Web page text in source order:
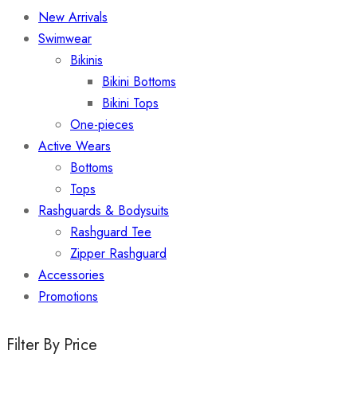
New Arrivals
Swimwear
Bikinis
Bikini Bottoms
Bikini Tops​
One-pieces
Active Wears
Bottoms
Tops
Rashguards & Bodysuits
Rashguard Tee
Zipper Rashguard
Accessories
Promotions
Filter By Price